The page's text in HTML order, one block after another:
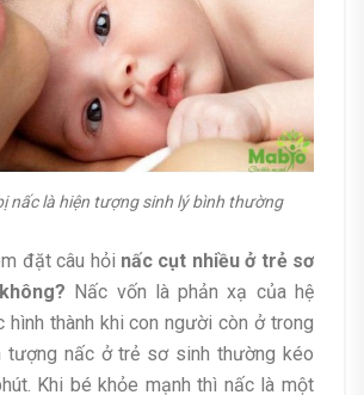
nấc là hiện tượng sinh lý bình thường
đặt câu hỏi nấc cụt nhiều ở trẻ sơ
? Nấc vốn là phản xạ của hệ
hình thành khi con người còn ở trong
tượng nấc ở trẻ sơ sinh thường kéo
Khi bé khỏe mạnh thì nấc là một